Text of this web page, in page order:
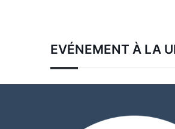
EVÉNEMENT À LA